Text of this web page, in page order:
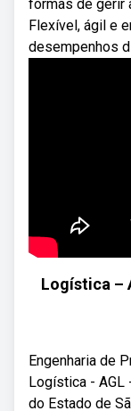
formas de gerir
Flexível, ágil e
desempenhos
Logística –
Engenharia de
Logística - AGL
do Estado de